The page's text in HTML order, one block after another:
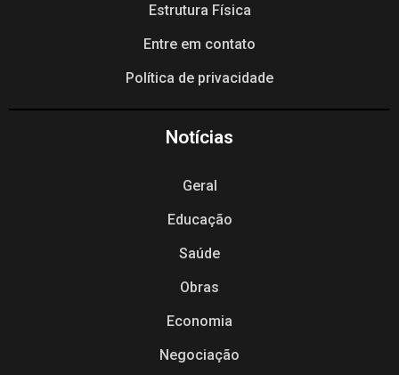
Estrutura Física
Entre em contato
Política de privacidade
Notícias
Geral
Educação
Saúde
Obras
Economia
Negociação